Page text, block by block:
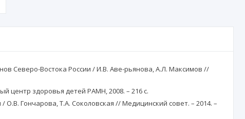
Северо-Востока России / И.В. Аве-рьянова, А.Л. Максимов //
центр здоровья детей РАМН, 2008. – 216 с.
Гончарова, Т.А. Соколовская // Медицинский совет. – 2014. –